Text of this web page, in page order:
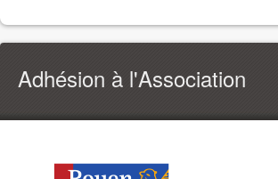
Adhésion à l'Association